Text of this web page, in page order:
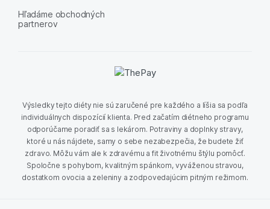
Hľadáme obchodných
partnerov
Výsledky tejto diéty nie sú zaručené pre každého a líšia sa podľa
individuálnych dispozícií klienta. Pred začatím diétneho programu
odporúčame poradiť sa s lekárom. Potraviny a doplnky stravy,
ktoré u nás nájdete, samy o sebe nezabezpečia, že budete žiť
zdravo. Môžu vám ale k zdravému a fit životnému štýlu pomôcť.
Spoločne s pohybom, kvalitným spánkom, vyváženou stravou,
dostatkom ovocia a zeleniny a zodpovedajúcim pitným režimom.